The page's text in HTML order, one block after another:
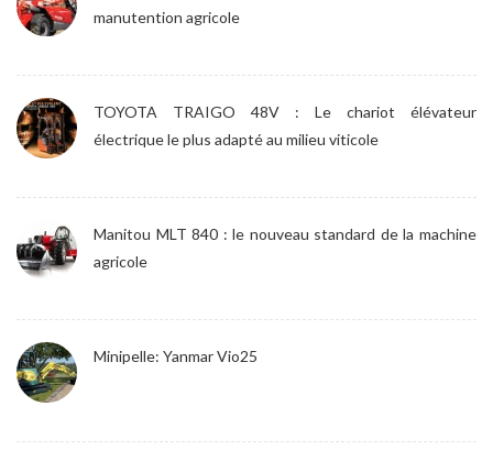
manutention agricole
TOYOTA TRAIGO 48V : Le chariot élévateur
électrique le plus adapté au milieu viticole
Manitou MLT 840 : le nouveau standard de la machine
agricole
Minipelle: Yanmar Vio25